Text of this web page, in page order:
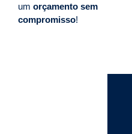
um orçamento sem
compromisso!